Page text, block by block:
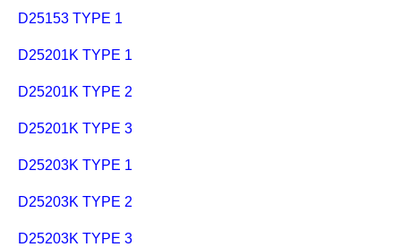
D25153 TYPE 1
D25201K TYPE 1
D25201K TYPE 2
D25201K TYPE 3
D25203K TYPE 1
D25203K TYPE 2
D25203K TYPE 3